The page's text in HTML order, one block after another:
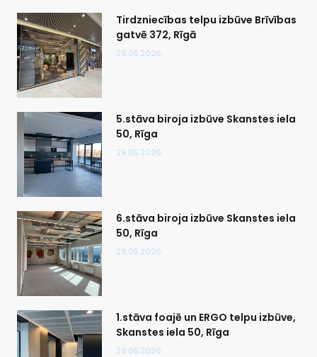
Tirdzniecības telpu izbūve Brīvības
gatvē 372, Rīgā
29.05.2026.
5.stāva biroja izbūve Skanstes iela
50, Rīga
29.05.2026.
6.stāva biroja izbūve Skanstes iela
50, Rīga
29.05.2026.
1.stāva foajē un ERGO telpu izbūve,
Skanstes iela 50, Rīga
29.05.2026.